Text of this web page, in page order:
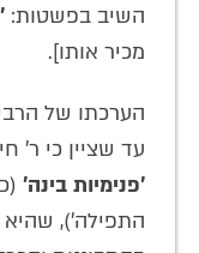
השיב בפשטות:
מכיר אותו].
הערכתו של
עד שציין כי ר'
'פנימיות בינה'
התפילה'), שהיא